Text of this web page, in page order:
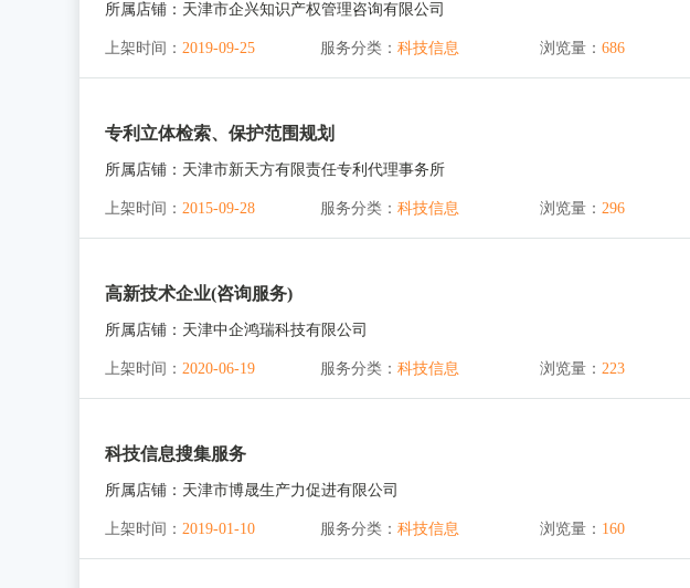
所属店铺： 天津市企兴知识产权管理咨询有限公司
上架时间： 2019-09-25 服务分类： 科技信息 浏览量： 686
专利立体检索、保护范围规划
所属店铺： 天津市新天方有限责任专利代理事务所
上架时间： 2015-09-28 服务分类： 科技信息 浏览量： 296
高新技术企业(咨询服务)
所属店铺： 天津中企鸿瑞科技有限公司
上架时间： 2020-06-19 服务分类： 科技信息 浏览量： 223
科技信息搜集服务
所属店铺： 天津市博晟生产力促进有限公司
上架时间： 2019-01-10 服务分类： 科技信息 浏览量： 160